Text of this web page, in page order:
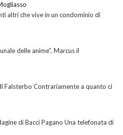
altri che vive in un condominio di
delle anime”, Marcus il
Falsterbo Contrariamente a quanto ci
di Bacci Pagano Una telefonata di